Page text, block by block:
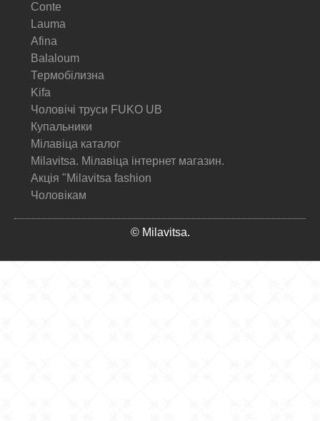
Conte
Lauma
Afina
Balaloum
Термобілизна
Kifa
Чоловічі труси FUKO UB
Купальники
Мілавіца каталог
Milavitsa. Мілавіца інтернет магазин.
Акція "Milavitsa fashion
Чоловікам
© Milavitsa.